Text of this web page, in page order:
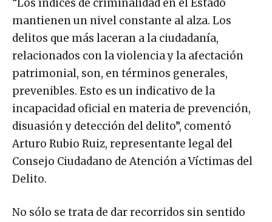
“Los índices de criminalidad en el Estado
mantienen un nivel constante al alza. Los
delitos que más laceran a la ciudadanía,
relacionados con la violencia y la afectación
patrimonial, son, en términos generales,
prevenibles. Esto es un indicativo de la
incapacidad oficial en materia de prevención,
disuasión y detección del delito”, comentó
Arturo Rubio Ruiz, representante legal del
Consejo Ciudadano de Atención a Víctimas del
Delito.
No sólo se trata de dar recorridos sin sentido